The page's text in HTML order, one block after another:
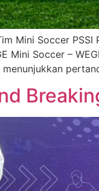
Mini Soccer
Mini Soccer –